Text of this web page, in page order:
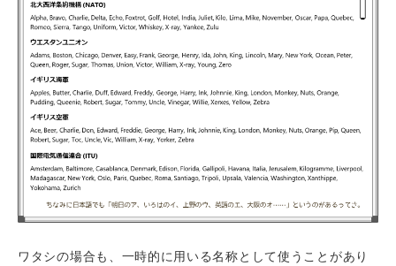
ワタシの場合も、一時的に用いる名称として使うことがあり